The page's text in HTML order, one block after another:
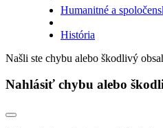
Humanitné a
História
Našli ste chybu alebo škodlivý
Nahlásiť chybu alebo